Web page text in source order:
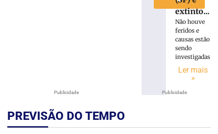
Publicidade Publicidade
extinto...
Não houve
feridos e
causas estão
sendo
investigadas
Ler mais
»
PREVISÃO DO TEMPO